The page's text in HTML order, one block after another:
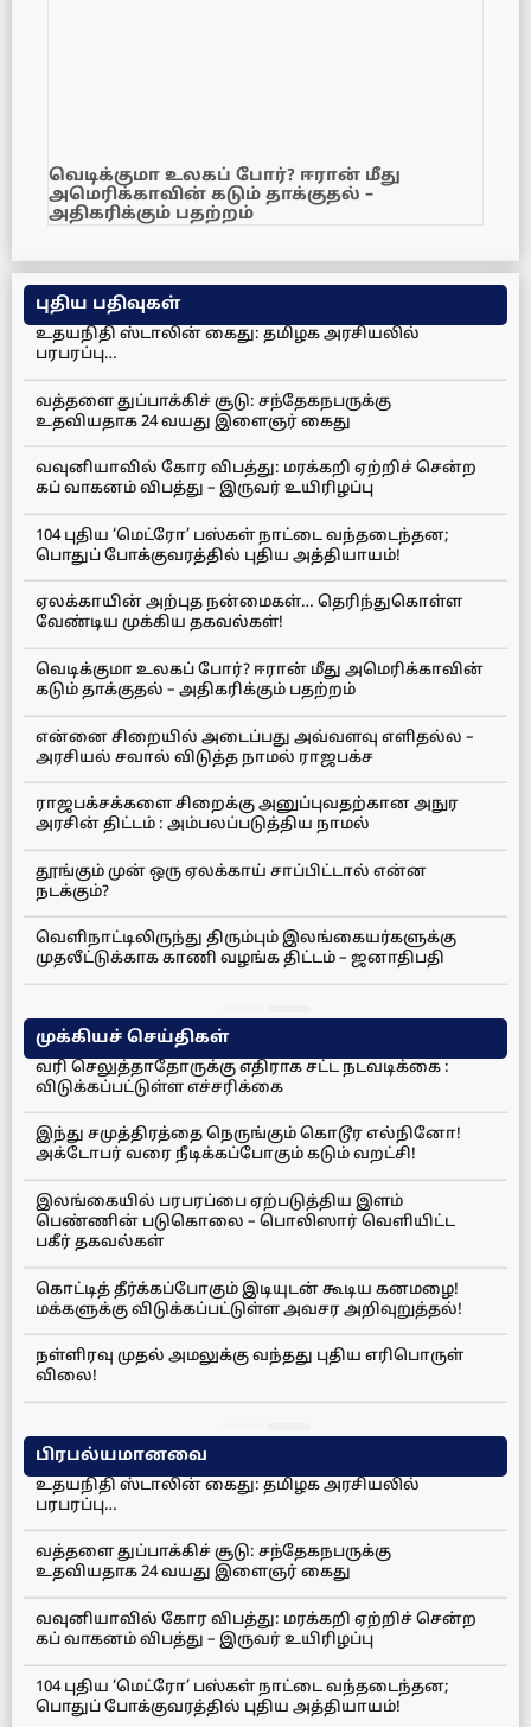
வெடிக்குமா உலகப் போர்? ஈரான் மீது
அமெரிக்காவின் கடும் தாக்குதல் –
அதிகரிக்கும் பதற்றம்
புதிய பதிவுகள்
உதயநிதி ஸ்டாலின் கைது: தமிழக அரசியலில்
பரபரப்பு…
வத்தளை துப்பாக்கிச் சூடு: சந்தேகநபருக்கு
உதவியதாக 24 வயது இளைஞர் கைது
வவுனியாவில் கோர விபத்து: மரக்கறி ஏற்றிச் சென்ற
கப் வாகனம் விபத்து – இருவர் உயிரிழப்பு
104 புதிய ‘மெட்ரோ’ பஸ்கள் நாட்டை வந்தடைந்தன;
பொதுப் போக்குவரத்தில் புதிய அத்தியாயம்!
ஏலக்காயின் அற்புத நன்மைகள்… தெரிந்துகொள்ள
வேண்டிய முக்கிய தகவல்கள்!
வெடிக்குமா உலகப் போர்? ஈரான் மீது அமெரிக்காவின்
கடும் தாக்குதல் – அதிகரிக்கும் பதற்றம்
என்னை சிறையில் அடைப்பது அவ்வளவு எளிதல்ல –
அரசியல் சவால் விடுத்த நாமல் ராஜபக்ச
ராஜபக்சக்களை சிறைக்கு அனுப்புவதற்கான அநுர
அரசின் திட்டம் : அம்பலப்படுத்திய நாமல்
தூங்கும் முன் ஒரு ஏலக்காய் சாப்பிட்டால் என்ன
நடக்கும்?
வெளிநாட்டிலிருந்து திரும்பும் இலங்கையர்களுக்கு
முதலீட்டுக்காக காணி வழங்க திட்டம் – ஜனாதிபதி
முக்கியச் செய்திகள்
வரி செலுத்தாதோருக்கு எதிராக சட்ட நடவடிக்கை :
விடுக்கப்பட்டுள்ள எச்சரிக்கை
இந்து சமுத்திரத்தை நெருங்கும் கொடூர எல்நினோ!
அக்டோபர் வரை நீடிக்கப்போகும் கடும் வறட்சி!
இலங்கையில் பரபரப்பை ஏற்படுத்திய இளம்
பெண்ணின் படுகொலை – பொலிஸார் வெளியிட்ட
பகீர் தகவல்கள்
கொட்டித் தீர்க்கப்போகும் இடியுடன் கூடிய கனமழை!
மக்களுக்கு விடுக்கப்பட்டுள்ள அவசர அறிவுறுத்தல்!
நள்ளிரவு முதல் அமலுக்கு வந்தது புதிய எரிபொருள்
விலை!
பிரபல்யமானவை
உதயநிதி ஸ்டாலின் கைது: தமிழக அரசியலில்
பரபரப்பு…
வத்தளை துப்பாக்கிச் சூடு: சந்தேகநபருக்கு
உதவியதாக 24 வயது இளைஞர் கைது
வவுனியாவில் கோர விபத்து: மரக்கறி ஏற்றிச் சென்ற
கப் வாகனம் விபத்து – இருவர் உயிரிழப்பு
104 புதிய ‘மெட்ரோ’ பஸ்கள் நாட்டை வந்தடைந்தன;
பொதுப் போக்குவரத்தில் புதிய அத்தியாயம்!